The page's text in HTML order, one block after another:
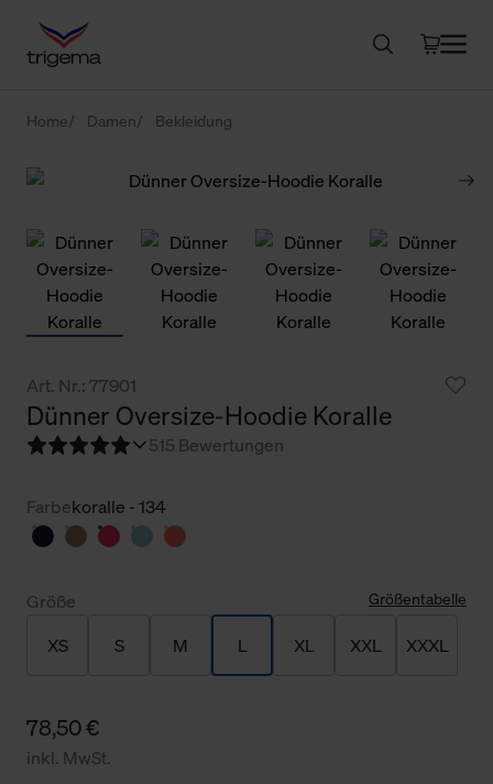
Home Damen Bekleidung
Art. Nr.: 77901
Dünner Oversize-Hoodie Koralle
515 Bewertungen
Farbekoralle - 134
Größe Größentabelle
XS S M L XL XXL XXXL
78,50 €
inkl. MwSt.